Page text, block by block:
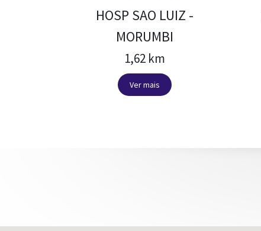
HOSP SAO LUIZ -
MORUMBI
1,62 km
Ver mais